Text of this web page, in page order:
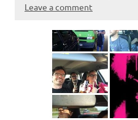
Leave a comment